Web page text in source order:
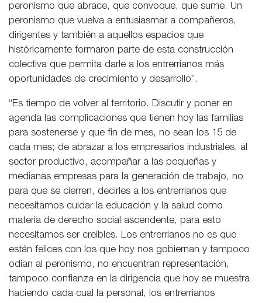
peronismo que abrace, que convoque, que sume. Un
peronismo que vuelva a entusiasmar a compañeros,
dirigentes y también a aquellos espacios que
históricamente formaron parte de esta construcción
colectiva que permita darle a los entrerrianos más
oportunidades de crecimiento y desarrollo”.
“Es tiempo de volver al territorio. Discutir y poner en
agenda las complicaciones que tienen hoy las familias
para sostenerse y que fin de mes, no sean los 15 de
cada mes; de abrazar a los empresarios industriales, al
sector productivo, acompañar a las pequeñas y
medianas empresas para la generación de trabajo, no
para que se cierren, decirles a los entrerrianos que
necesitamos cuidar la educación y la salud como
materia de derecho social ascendente, para esto
necesitamos ser creíbles. Los entrerrianos no es que
están felices con los que hoy nos gobiernan y tampoco
odian al peronismo, no encuentran representación,
tampoco confianza en la dirigencia que hoy se muestra
haciendo cada cual la personal, los entrerrianos